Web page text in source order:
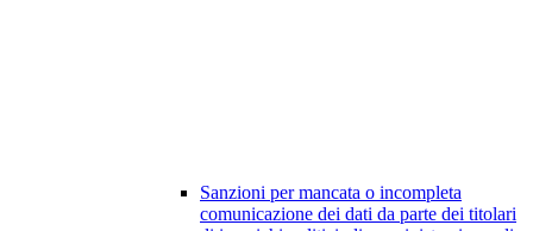
Sanzioni per mancata o incompleta
comunicazione dei dati da parte dei titolari